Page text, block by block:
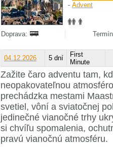
- Advent
Doprava:
04.12.2026 5 dní
First
Minute
Zažite čaro adventu tam,
neopakovateľnou
prechádzka mestami
svetiel, vôní a sviatočnej
jedinečné vianočné trhy
si chvíľu spomalenia,
pravú vianočnú atmosféru.